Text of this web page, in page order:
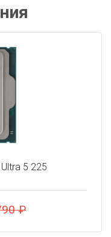
5 225
₽